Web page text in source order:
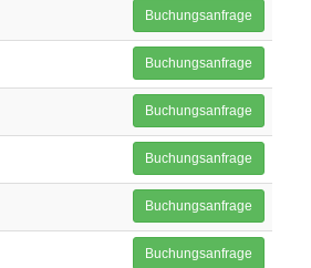
Buchungsanfrage
Buchungsanfrage
Buchungsanfrage
Buchungsanfrage
Buchungsanfrage
Buchungsanfrage